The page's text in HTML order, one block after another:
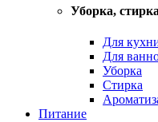
Уборка,
Для
Для
Уборка
Стирка
Питание